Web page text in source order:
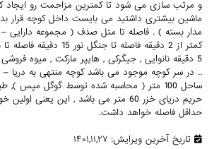
و مرتب سازی می شود تا کمترین مزاحمت رو ایجاد
ماشین بیشتری داشتید می بایست داخل کوچه قرار
مدار بسته ) . فاصله تا متل صدف ( مجموعه
کمتر از 2 دقیقه فاصله تا جنگل
5 دقیقه نانوایی , جیگرکی , هایپر مارکت , میوه
.. در سر کوچه موجود می باشد کوچه منتهی به دریا –
ساحل 100 متر ( محاسبه شده توسط گوگل مپس ),
حداقل فاصله خواهد داشت.
تاریخ آخرین ویرایش: ۱۴۰۱,۱۱,۲۷